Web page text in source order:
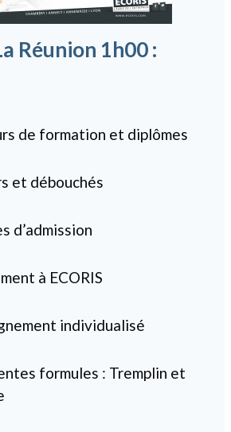
Réunion 1h00 :
de formation et diplômes
et débouchés
d’admission
à ECORIS
individualisé
formules : Tremplin et